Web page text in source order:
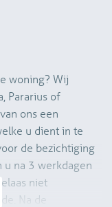
woning? Wij
Pararius of
ons een
u dient in te
de bezichtiging
u na 3 werkdagen
niet
Na de